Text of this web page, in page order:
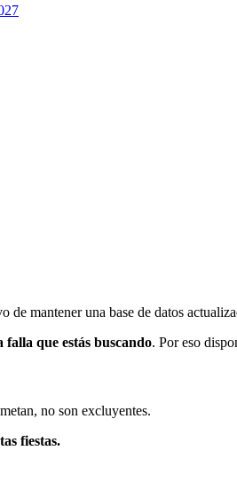
de mantener una base de datos
falla que estás buscando. Por eso
no son excluyentes.
fiestas.